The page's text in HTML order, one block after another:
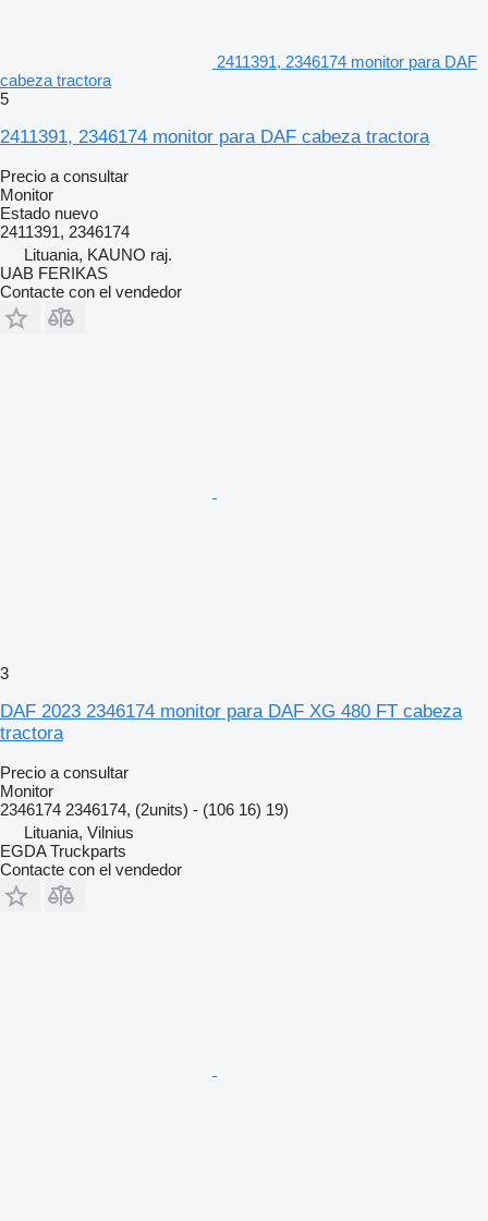
2411391, 2346174 monitor para DAF
cabeza tractora
5
2411391, 2346174 monitor para DAF cabeza tractora
Precio a consultar
Monitor
Estado nuevo
2411391, 2346174
Lituania, KAUNO raj.
UAB FERIKAS
Contacte con el vendedor
3
DAF 2023 2346174 monitor para DAF XG 480 FT cabeza
tractora
Precio a consultar
Monitor
2346174 2346174, (2units) - (106 16) 19)
Lituania, Vilnius
EGDA Truckparts
Contacte con el vendedor